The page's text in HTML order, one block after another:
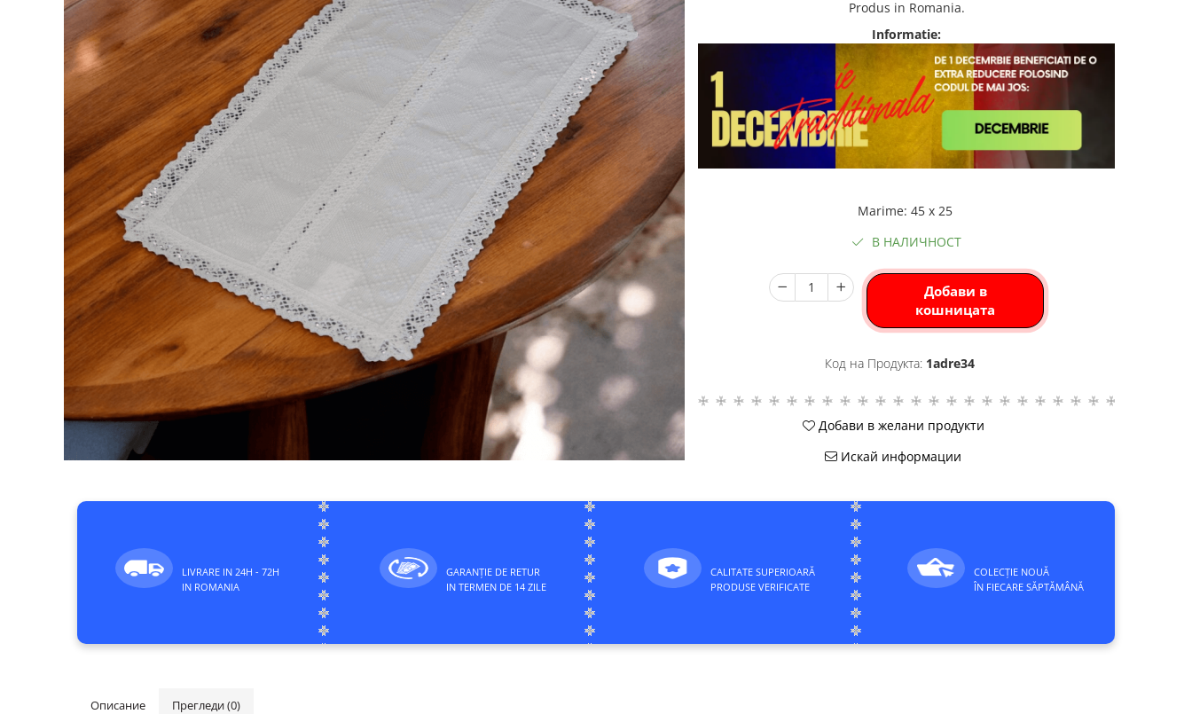
Дамски панталони
Дамски пуловери
Дамски спортни комплекти
Дамски тениски
Дамски якета
Жилетка
Produs in Romania.
Informatie:
Marime: 45 x 25
В НАЛИЧНОСТ
Добави в
кошницата
Код на Продукта: 1adre34
Добави в желани продукти
Искай информации
LIVRARE IN 24H - 72H
IN ROMANIA
GARANȚIE DE RETUR
IN TERMEN DE 14 ZILE
CALITATE SUPERIOARĂ
PRODUSE VERIFICATE
COLECȚIE NOUĂ
ÎN FIECARE SĂPTĂMÂNĂ
Описание Прегледи(0)